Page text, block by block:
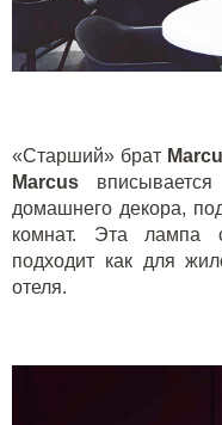
«Старший» брат
Marcus
домашнего декора,
комнат. Эта лампа
подходит как для
отеля.